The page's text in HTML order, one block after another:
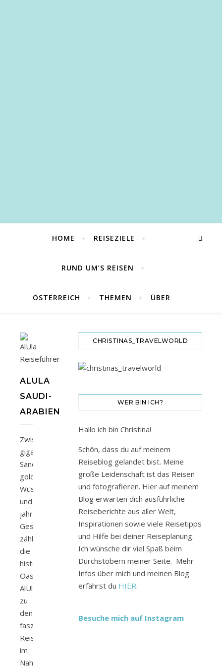
HOME REISEZIELE
RUND UM’S REISEN
ÖSTERREICH THEMEN ÜBER
ALULA
SAUDI-
ARABIEN
Zwischen
gigantischen
Sandsteinfelsen,
goldenen
Wüstenlandschaften
und
jahrtausendealter
Geschichte
zählt
die
historische
Oasenstadt
AlUla
zu
den
faszinierendsten
Reisezielen
im
Nahen
CHRISTINAS_TRAVELWORLD
WER BIN ICH?
Hallo ich bin Christina!
Schön, dass du auf meinem
Reiseblog gelandet bist. Meine
große Leidenschaft ist das Reisen
und fotografieren. Hier auf meinem
Blog erwarten dich ausführliche
Reiseberichte aus aller Welt,
Inspirationen sowie viele Reisetipps
und Hilfe bei deiner Reiseplanung.
Ich wünsche dir viel Spaß beim
Durchstöbern meiner Seite. Mehr
Infos über mich und meinen Blog
erfährst du HIER.
Besuche mich auf Instagram